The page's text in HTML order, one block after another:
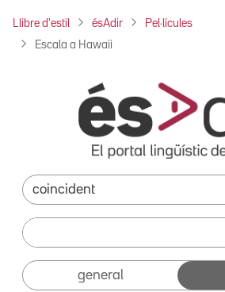
Llibre d'estil ésAdir Pel·lícules
Escala a Hawaii
general